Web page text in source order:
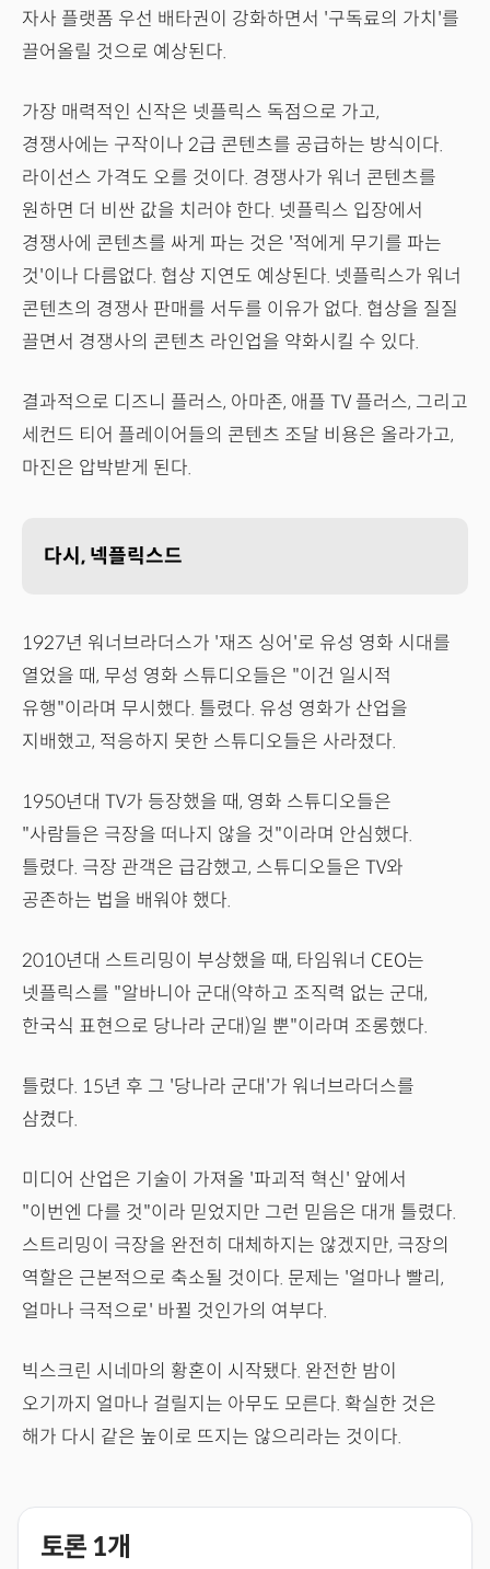
자사 플랫폼 우선 배타권이 강화하면서 '구독료의 가치'를
끌어올릴 것으로 예상된다.
가장 매력적인 신작은 넷플릭스 독점으로 가고,
경쟁사에는 구작이나 2급 콘텐츠를 공급하는 방식이다.
라이선스 가격도 오를 것이다. 경쟁사가 워너 콘텐츠를
원하면 더 비싼 값을 치러야 한다. 넷플릭스 입장에서
경쟁사에 콘텐츠를 싸게 파는 것은 '적에게 무기를 파는
것'이나 다름없다. 협상 지연도 예상된다. 넷플릭스가 워너
콘텐츠의 경쟁사 판매를 서두를 이유가 없다. 협상을 질질
끌면서 경쟁사의 콘텐츠 라인업을 약화시킬 수 있다.
결과적으로 디즈니 플러스, 아마존, 애플 TV 플러스, 그리고
세컨드 티어 플레이어들의 콘텐츠 조달 비용은 올라가고,
마진은 압박받게 된다.
다시, 넥플릭스드
1927년 워너브라더스가 '재즈 싱어'로 유성 영화 시대를
열었을 때, 무성 영화 스튜디오들은 "이건 일시적
유행"이라며 무시했다. 틀렸다. 유성 영화가 산업을
지배했고, 적응하지 못한 스튜디오들은 사라졌다.
1950년대 TV가 등장했을 때, 영화 스튜디오들은
"사람들은 극장을 떠나지 않을 것"이라며 안심했다.
틀렸다. 극장 관객은 급감했고, 스튜디오들은 TV와
공존하는 법을 배워야 했다.
2010년대 스트리밍이 부상했을 때, 타임워너 CEO는
넷플릭스를 "알바니아 군대(약하고 조직력 없는 군대,
한국식 표현으로 당나라 군대)일 뿐"이라며 조롱했다.
틀렸다. 15년 후 그 '당나라 군대'가 워너브라더스를
삼켰다.
미디어 산업은 기술이 가져올 '파괴적 혁신' 앞에서
"이번엔 다를 것"이라 믿었지만 그런 믿음은 대개 틀렸다.
스트리밍이 극장을 완전히 대체하지는 않겠지만, 극장의
역할은 근본적으로 축소될 것이다. 문제는 '얼마나 빨리,
얼마나 극적으로' 바뀔 것인가의 여부다.
빅스크린 시네마의 황혼이 시작됐다. 완전한 밤이
오기까지 얼마나 걸릴지는 아무도 모른다. 확실한 것은
해가 다시 같은 높이로 뜨지는 않으리라는 것이다.
토론 1개